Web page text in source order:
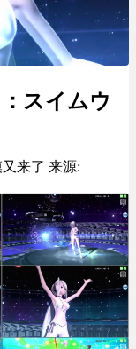
スイムウ
来了 来源: